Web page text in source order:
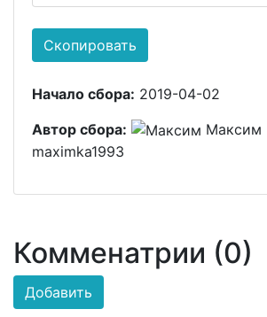
Скопировать
Начало сбора: 2019-04-02
Автор сбора:
Максим |
maximka1993
Комменатрии (0)
Добавить